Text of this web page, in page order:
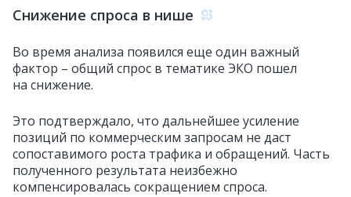
Снижение спроса в нише
Во время анализа появился еще один важный
фактор – общий спрос в тематике ЭКО пошел
на снижение.
Это подтверждало, что дальнейшее усиление
позиций по коммерческим запросам не даст
сопоставимого роста трафика и обращений. Часть
полученного результата неизбежно
компенсировалась сокращением спроса.